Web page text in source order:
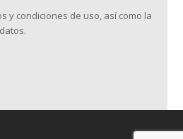
y condiciones de uso, así como la